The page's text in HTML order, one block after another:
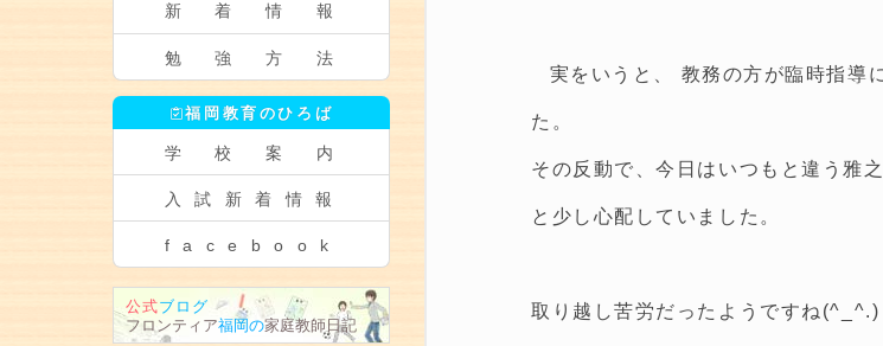
実をいうと、 教務の方が臨時指導
た。
その反動で、今日はいつもと違う雅
と少し心配していました。
取り越し苦労だったようですね(^_^.)
新着情報
勉強方法
福岡教育のひろば
学校案内
入試新着情報
facebook
公式ブログ
フロンティア福岡の家庭教師日記